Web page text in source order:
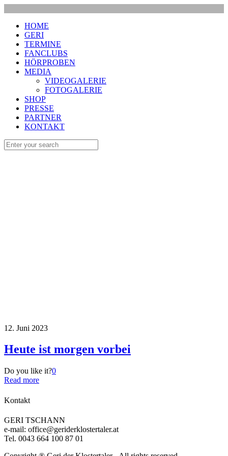
HOME
GERI
TERMINE
FANCLUBS
HÖRPROBEN
MEDIA
VIDEOGALERIE
FOTOGALERIE
SHOP
PRESSE
PARTNER
KONTAKT
12. Juni 2023
Heute ist morgen vorbei
Do you like it?0
Read more
Kontakt
GERI TSCHANN
e-mail: office@geriderklostertaler.at
Tel. 0043 664 100 87 01